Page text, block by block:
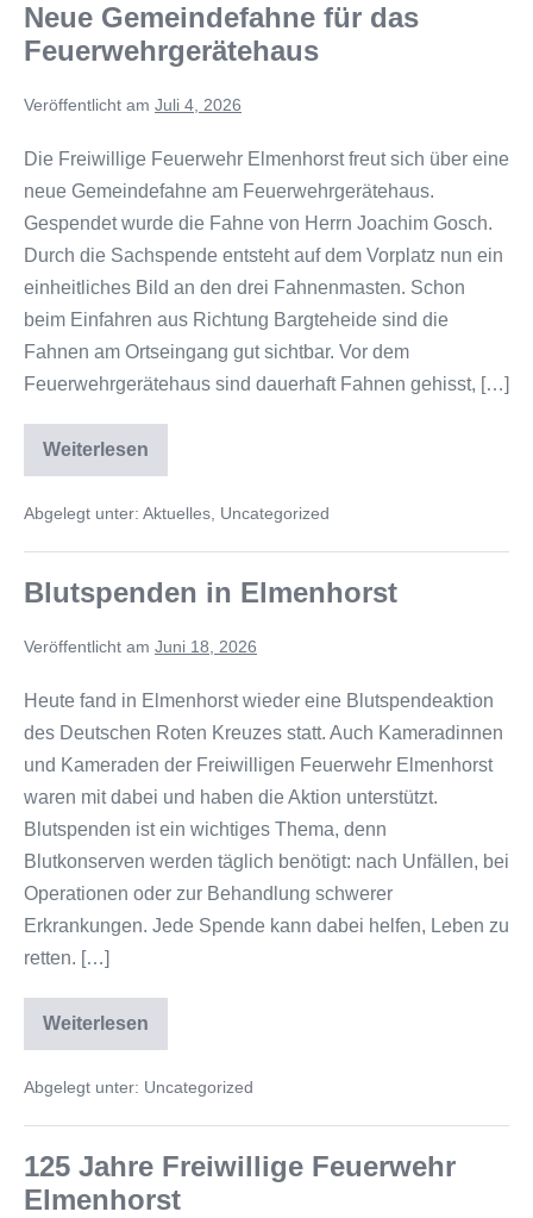
Neue Gemeindefahne für das
Feuerwehrgerätehaus
Veröffentlicht am Juli 4, 2026
Die Freiwillige Feuerwehr Elmenhorst freut sich über eine
neue Gemeindefahne am Feuerwehrgerätehaus.
Gespendet wurde die Fahne von Herrn Joachim Gosch.
Durch die Sachspende entsteht auf dem Vorplatz nun ein
einheitliches Bild an den drei Fahnenmasten. Schon
beim Einfahren aus Richtung Bargteheide sind die
Fahnen am Ortseingang gut sichtbar. Vor dem
Feuerwehrgerätehaus sind dauerhaft Fahnen gehisst, […]
Weiterlesen
Abgelegt unter: Aktuelles, Uncategorized
Blutspenden in Elmenhorst
Veröffentlicht am Juni 18, 2026
Heute fand in Elmenhorst wieder eine Blutspendeaktion
des Deutschen Roten Kreuzes statt. Auch Kameradinnen
und Kameraden der Freiwilligen Feuerwehr Elmenhorst
waren mit dabei und haben die Aktion unterstützt.
Blutspenden ist ein wichtiges Thema, denn
Blutkonserven werden täglich benötigt: nach Unfällen, bei
Operationen oder zur Behandlung schwerer
Erkrankungen. Jede Spende kann dabei helfen, Leben zu
retten. […]
Weiterlesen
Abgelegt unter: Uncategorized
125 Jahre Freiwillige Feuerwehr
Elmenhorst